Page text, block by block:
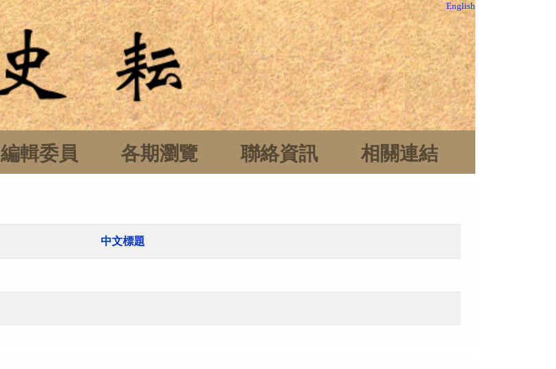
English
編輯委員 各期瀏覽 聯絡資訊 相關連結
中文標題